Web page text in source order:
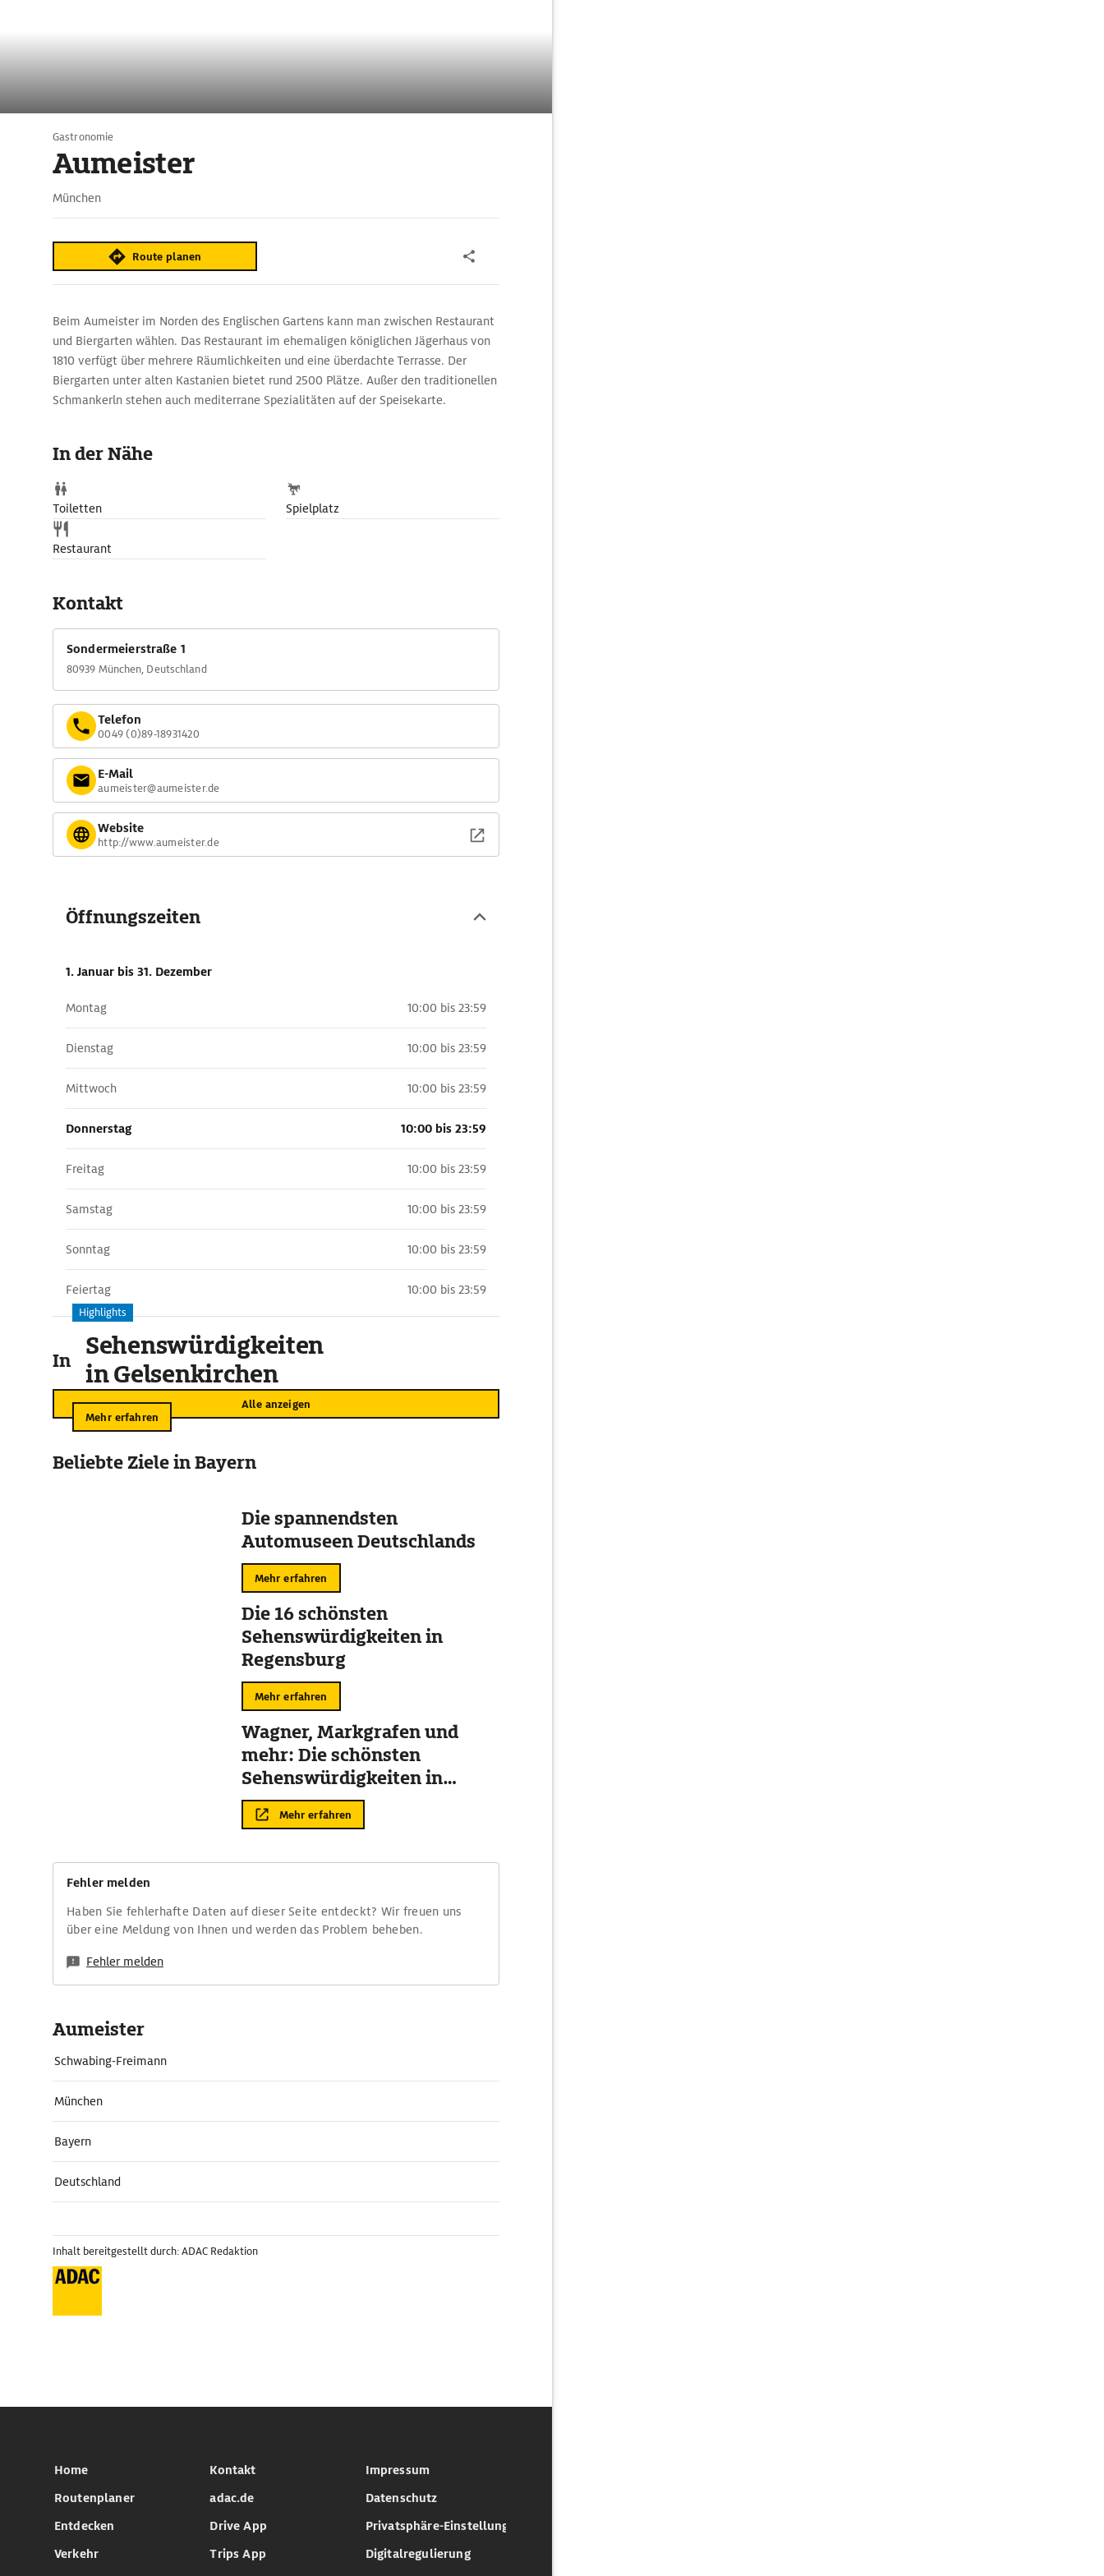
Gastronomie
Aumeister
München
Route planen
Beim Aumeister im Norden des Englischen Gartens kann man zwischen Restaurant
und Biergarten wählen. Das Restaurant im ehemaligen königlichen Jägerhaus von
1810 verfügt über mehrere Räumlichkeiten und eine überdachte Terrasse. Der
Biergarten unter alten Kastanien bietet rund 2500 Plätze. Außer den traditionellen
Schmankerln stehen auch mediterrane Spezialitäten auf der Speisekarte.
In der Nähe
Toiletten Spielplatz
Restaurant
Kontakt
Sondermeierstraße 1
80939 München, Deutschland
Telefon
0049 (0)89-18931420
E-Mail
aumeister@aumeister.de
Website
http://www.aumeister.de
Öffnungszeiten
1. Januar bis 31. Dezember
Montag 10:00 bis 23:59
Dienstag 10:00 bis 23:59
Mittwoch 10:00 bis 23:59
Donnerstag 10:00 bis 23:59
Freitag 10:00 bis 23:59
Samstag 10:00 bis 23:59
Sonntag 10:00 bis 23:59
Feiertag 10:00 bis 23:59
In der Umgebung
Alle anzeigen
Highlights
Sehenswürdigkeiten
in Gelsenkirchen
Mehr erfahren
Beliebte Ziele in Bayern
Die spannendsten
Automuseen Deutschlands
Mehr erfahren
Die 16 schönsten
Sehenswürdigkeiten in
Regensburg
Mehr erfahren
Wagner, Markgrafen und
mehr: Die schönsten
Sehenswürdigkeiten in
Bayreuth
Mehr erfahren
Fehler melden
Haben Sie fehlerhafte Daten auf dieser Seite entdeckt? Wir freuen uns
über eine Meldung von Ihnen und werden das Problem beheben.
Fehler melden
Aumeister
Schwabing-Freimann
München
Bayern
Deutschland
Inhalt bereitgestellt durch: ADAC Redaktion
Home
Routenplaner
Entdecken
Verkehr
Kontakt
adac.de
Drive App
Trips App
Impressum
Datenschutz
Privatsphäre-Einstellungen
Digitalregulierung